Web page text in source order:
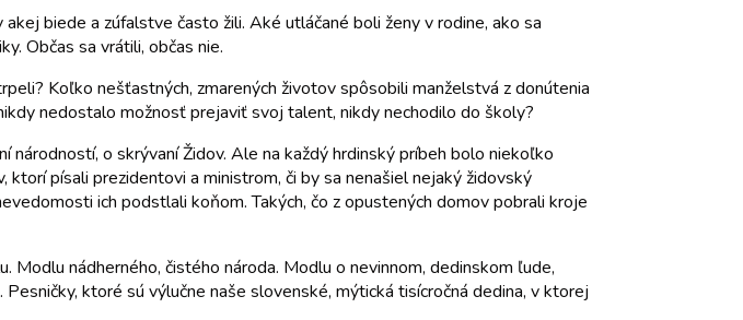
biede a zúfalstve často žili. Aké utláčané boli ženy v rodine, ako sa
Občas sa vrátili, občas nie.
Koľko nešťastných, zmarených životov spôsobili manželstvá z donútenia
nedostalo možnosť prejaviť svoj talent, nikdy nechodilo do školy?
národností, o skrývaní Židov. Ale na každý hrdinský príbeh bolo niekoľko
písali prezidentovi a ministrom, či by sa nenašiel nejaký židovský
ich podstlali koňom. Takých, čo z opustených domov pobrali kroje
nádherného, čistého národa. Modlu o nevinnom, dedinskom ľude,
ktoré sú výlučne naše slovenské, mýtická tisícročná dedina, v ktorej